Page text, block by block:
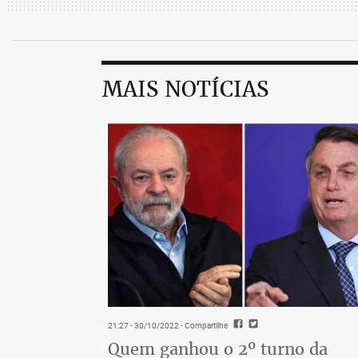
MAIS NOTÍCIAS
21:27 - 30/10/2022- Compartilhe
Quem ganhou o 2º turno da